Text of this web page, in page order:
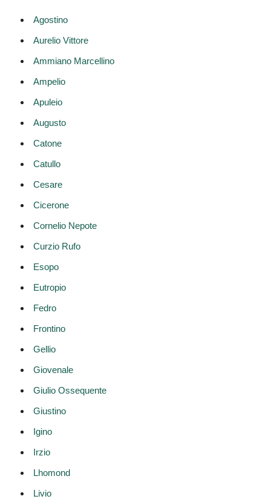
Agostino
Aurelio Vittore
Ammiano Marcellino
Ampelio
Apuleio
Augusto
Catone
Catullo
Cesare
Cicerone
Cornelio Nepote
Curzio Rufo
Esopo
Eutropio
Fedro
Frontino
Gellio
Giovenale
Giulio Ossequente
Giustino
Igino
Irzio
Lhomond
Livio